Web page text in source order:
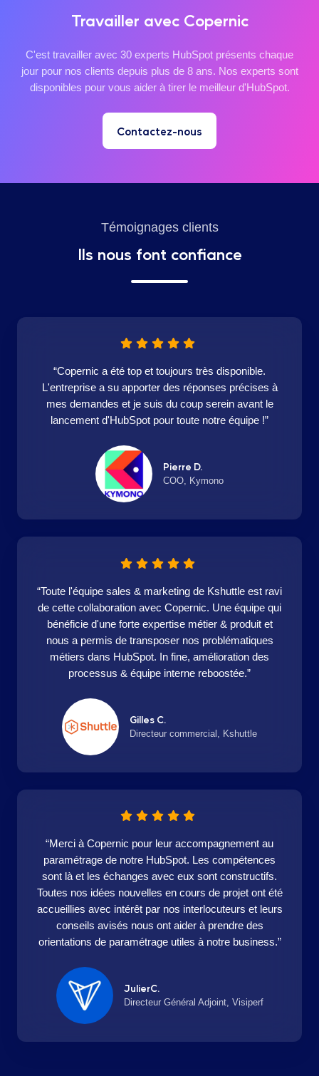
Travailler avec Copernic
C'est travailler avec 30 experts HubSpot présents chaque
jour pour nos clients depuis plus de 8 ans. Nos experts sont
disponibles pour vous aider à tirer le meilleur d'HubSpot.
Contactez-nous
Témoignages clients
Ils nous font confiance
“Copernic a été top et toujours très disponible.
L'entreprise a su apporter des réponses précises à
mes demandes et je suis du coup serein avant le
lancement d'HubSpot pour toute notre équipe !”
Pierre D.
COO, Kymono
“Toute l'équipe sales & marketing de Kshuttle est ravi
de cette collaboration avec Copernic. Une équipe qui
bénéficie d'une forte expertise métier & produit et
nous a permis de transposer nos problématiques
métiers dans HubSpot. In fine, amélioration des
processus & équipe interne reboostée.”
Gilles C.
Directeur commercial, Kshuttle
“Merci à Copernic pour leur accompagnement au
paramétrage de notre HubSpot. Les compétences
sont là et les échanges avec eux sont constructifs.
Toutes nos idées nouvelles en cours de projet ont été
accueillies avec intérêt par nos interlocuteurs et leurs
conseils avisés nous ont aider à prendre des
orientations de paramétrage utiles à notre business.”
JulierC.
Directeur Général Adjoint, Visiperf